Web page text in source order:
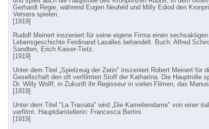
Gerhardt Regie, während Eugen Neufeld und Milly Ediod den
Vetsera spielen.
[1919]
Rudolf Meinert inszeniert für seine eigene Firma einen
Lebensgeschichte Ferdinand Lasalles behandelt. Buch: Alfred
Sandten, Erich Kaiser-Tietz.
[1919]
Unter dem Titel „Spielzeug der Zarin" inszeniert Robert Meinert für
Gesellschaft den oft verfilmten Stoff der Katharina. Die Hauptrolle
Dr. Willy Wolff, in Zukunft ihr Regisseur in vielen Filmen, das
[1919]
Unter dem Titel "La Traviata" wird „Die Kameliendame" von einer
verfilmt. Hauptdarstellerin: Francesca Bertini.
[1919]